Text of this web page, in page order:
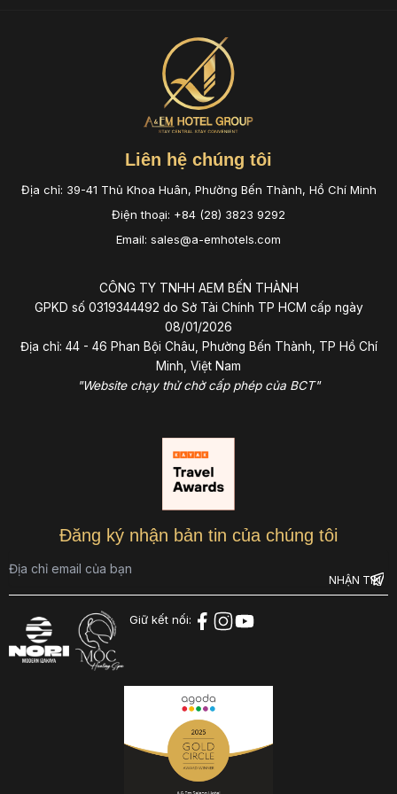
Liên hệ chúng tôi
Địa chỉ: 39-41 Thủ Khoa Huân, Phường Bến Thành, Hồ Chí Minh
Điện thoại: +84 (28) 3823 9292
Email: sales@a-emhotels.com
CÔNG TY TNHH AEM BẾN THÀNH
GPKD số 0319344492 do Sở Tài Chính TP HCM cấp ngày
08/01/2026
Địa chỉ: 44 - 46 Phan Bội Châu, Phường Bến Thành, TP Hồ Chí
Minh, Việt Nam
"Website chạy thử chờ cấp phép của BCT"
Đăng ký nhận bản tin của chúng tôi
Giữ kết nối: